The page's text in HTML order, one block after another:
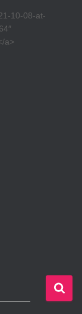
10-08-at-
a>